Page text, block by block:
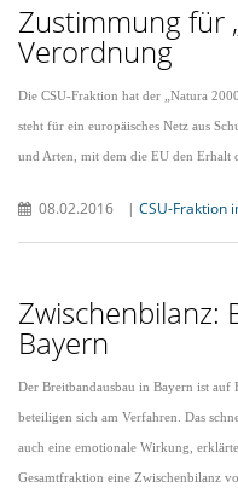
Zustimmung für
Verordnung
Die CSU-Fraktion hat der „Natura
steht für ein europäisches Netz aus
und Arten, mit dem die EU den Erhalt
08.02.2016 | CSU-Fraktion
Zwischenbilanz:
Bayern
Der Breitbandausbau in Bayern ist
beteiligen sich am Verfahren. Das
auch eine emotionale Wirkung,
Gesamtfraktion eine Zwischenbilanz